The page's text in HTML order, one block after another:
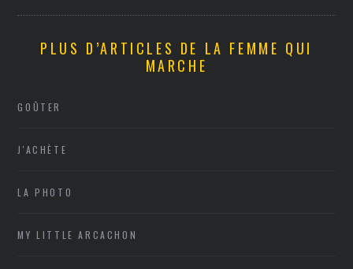
PLUS D’ARTICLES DE LA FEMME QUI
MARCHE
GOÛTER
J'ACHÈTE
LA PHOTO
MY LITTLE ARCACHON